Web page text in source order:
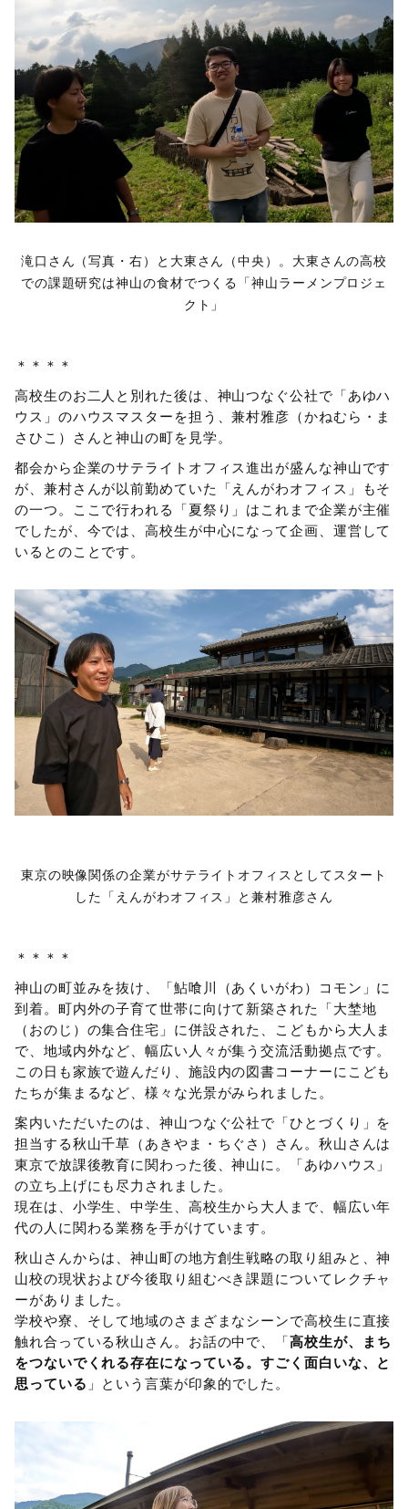
滝口さん（写真・右）と大東さん（中央）。大東さんの高校
での課題研究は神山の食材でつくる「神山ラーメンプロジェ
クト」
＊＊＊＊
高校生のお二人と別れた後は、神山つなぐ公社で「あゆハ
ウス」のハウスマスターを担う、兼村雅彦（かねむら・ま
さひこ）さんと神山の町を見学。
都会から企業のサテライトオフィス進出が盛んな神山です
が、兼村さんが以前勤めていた「えんがわオフィス」もそ
の一つ。ここで行われる「夏祭り」はこれまで企業が主催
でしたが、今では、高校生が中心になって企画、運営して
いるとのことです。
東京の映像関係の企業がサテライトオフィスとしてスタート
した「えんがわオフィス」と兼村雅彦さん
＊＊＊＊
神山の町並みを抜け、「鮎喰川（あくいがわ）コモン」に
到着。町内外の子育て世帯に向けて新築された「大埜地
（おのじ）の集合住宅」に併設された、こどもから大人ま
で、地域内外など、幅広い人々が集う交流活動拠点です。
この日も家族で遊んだり、施設内の図書コーナーにこども
たちが集まるなど、様々な光景がみられました。
案内いただいたのは、神山つなぐ公社で「ひとづくり」を
担当する秋山千草（あきやま・ちぐさ）さん。秋山さんは
東京で放課後教育に関わった後、神山に。「あゆハウス」
の立ち上げにも尽力されました。
現在は、小学生、中学生、高校生から大人まで、幅広い年
代の人に関わる業務を手がけています。
秋山さんからは、神山町の地方創生戦略の取り組みと、神
山校の現状および今後取り組むべき課題についてレクチャ
ーがありました。
学校や寮、そして地域のさまざまなシーンで高校生に直接
触れ合っている秋山さん。お話の中で、「高校生が、まち
をつないでくれる存在になっている。すごく面白いな、と
思っている 」という言葉が印象的でした。